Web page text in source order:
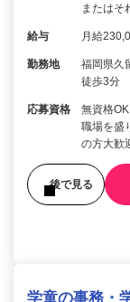
またはそ
給与 月給
勤務地
福岡県久
徒歩3分
応募資格
無資格
職場を盛
の方大歓
後で見る
学童の事務・